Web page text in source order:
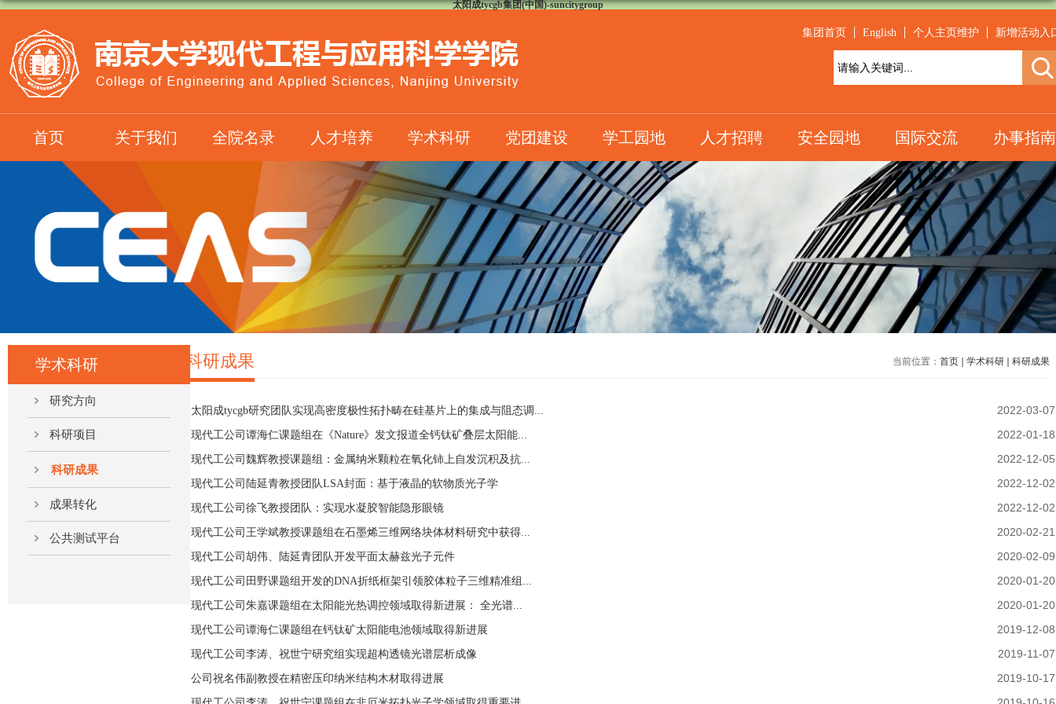
太阳成tycgb集团(中国)-suncitygroup
集团首页 English 个人主页维护 新增活动入
首页 关于我们 全院名录 人才培养 学术科研 党团建设 学工园地 人才招聘 安全园地 国际交流 办事指南
学术科研
研究方向
科研项目
科研成果
成果转化
公共测试平台
科研成果 当前位置： 首页 学术科研 科研成果
太阳成tycgb研究团队实现高密度极性拓扑畴在硅基片上的集成与阻态调... 2022-03-07
现代工公司谭海仁课题组在《Nature》发文报道全钙钛矿叠层太阳能... 2022-01-18
现代工公司魏辉教授课题组：金属纳米颗粒在氧化铈上自发沉积及抗... 2022-12-05
现代工公司陆延青教授团队LSA封面：基于液晶的软物质光子学 2022-12-02
现代工公司徐飞教授团队：实现水凝胶智能隐形眼镜 2022-12-02
现代工公司王学斌教授课题组在石墨烯三维网络块体材料研究中获得... 2020-02-21
现代工公司胡伟、陆延青团队开发平面太赫兹光子元件 2020-02-09
现代工公司田野课题组开发的DNA折纸框架引领胶体粒子三维精准组... 2020-01-20
现代工公司朱嘉课题组在太阳能光热调控领域取得新进展： 全光谱... 2020-01-20
现代工公司谭海仁课题组在钙钛矿太阳能电池领域取得新进展 2019-12-08
现代工公司李涛、祝世宁研究组实现超构透镜光谱层析成像 2019-11-07
公司祝名伟副教授在精密压印纳米结构木材取得进展 2019-10-17